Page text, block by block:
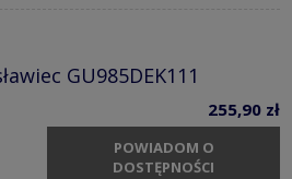
GU985DEK111
255,90 zł
POWIADOM O
DOSTĘPNOŚCI